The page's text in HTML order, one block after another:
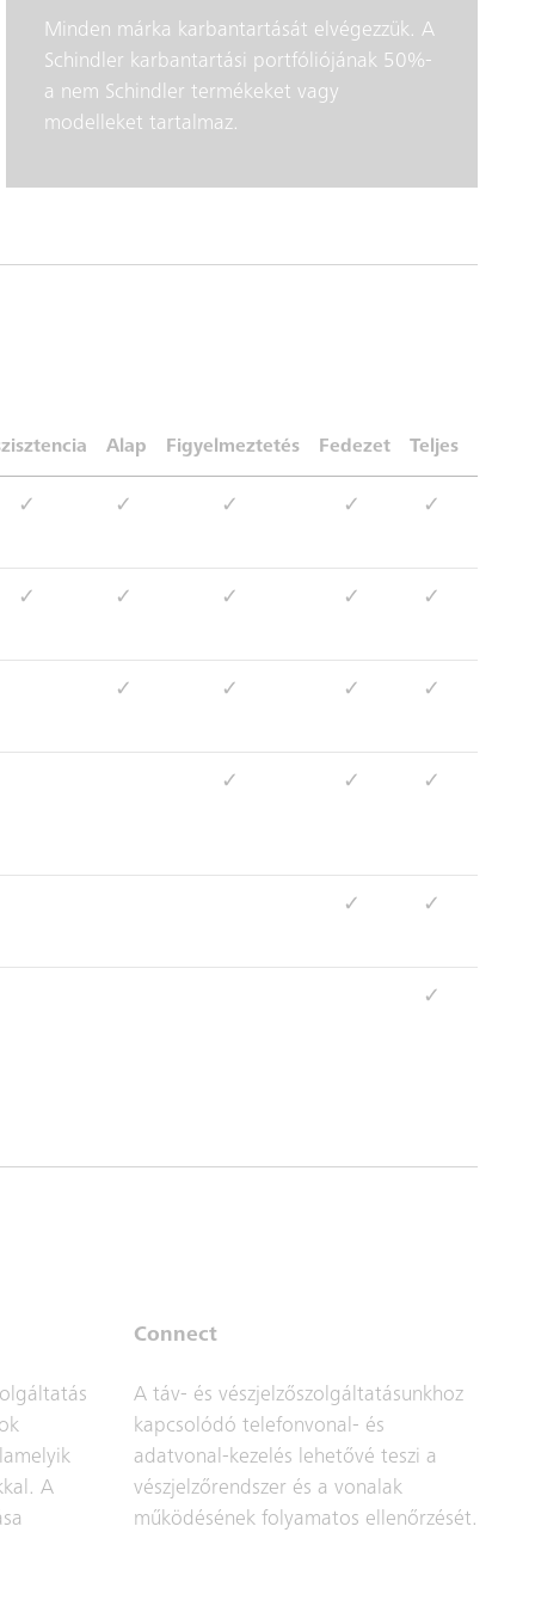
Minden márka karbantartását elvégezzük. A
Schindler karbantartási portfóliójának 50%-
a nem Schindler termékeket vagy
modelleket tartalmaz.
Alap Figyelmeztetés Fedezet Teljes
✓ ✓ ✓ ✓ ✓
✓ ✓ ✓ ✓ ✓
✓ ✓ ✓ ✓
✓ ✓ ✓
✓ ✓
✓
A
Connect
A táv- és vészjelzőszolgáltatásunkhoz
kapcsolódó telefonvonal- és
adatvonal-kezelés lehetővé teszi a
vészjelzőrendszer és a vonalak
működésének folyamatos ellenőrzését.